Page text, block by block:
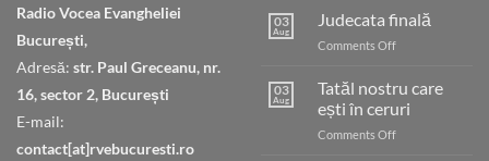
Radio Vocea Evangheliei
București,
Adresă: str. Paul Greceanu, nr.
16, sector 2, București
E-mail:
contact[at]rvebucuresti.ro
03
Aug
Judecata finală
Comments Offon
03
Aug
Tatăl nostru care
ești în ceruri
Comments Offon